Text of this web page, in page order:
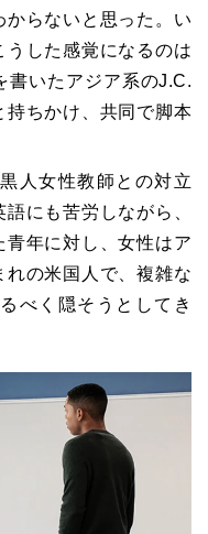
からないと思った。い
うした感覚になるのは
書いたアジア系のJ.C.
持ちかけ、共同で脚本
人女性教師との対立
にも苦労しながら、
年に対し、女性はア
れの米国人で、複雑な
べく隠そうとしてき